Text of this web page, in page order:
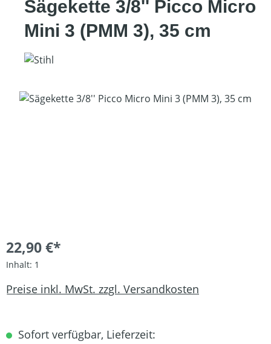
Sägekette 3/8'' Picco Micro
Mini 3 (PMM 3), 35 cm
Bildergalerie überspringen
22,90 €*
Inhalt: 1
Preise inkl. MwSt. zzgl. Versandkosten
Sofort verfügbar, Lieferzeit: